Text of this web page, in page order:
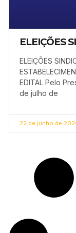
ELEIÇÕES
ELEIÇÕES
EDITAL Pelo
de julho de
22 de junho de